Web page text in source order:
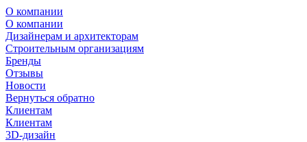
О компании
О компании
Дизайнерам и архитекторам
Строительным организациям
Бренды
Отзывы
Новости
Вернуться обратно
Клиентам
Клиентам
3D-дизайн